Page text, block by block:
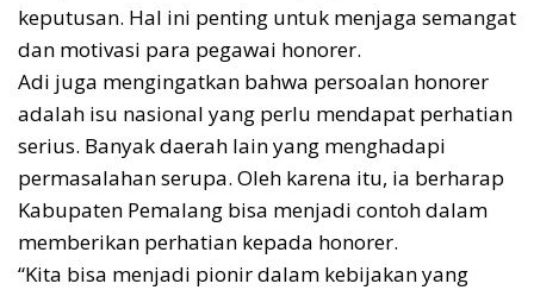
keputusan. Hal ini penting untuk menjaga semangat
dan motivasi para pegawai honorer.
Adi juga mengingatkan bahwa persoalan honorer
adalah isu nasional yang perlu mendapat perhatian
serius. Banyak daerah lain yang menghadapi
permasalahan serupa. Oleh karena itu, ia berharap
Kabupaten Pemalang bisa menjadi contoh dalam
memberikan perhatian kepada honorer.
“Kita bisa menjadi pionir dalam kebijakan yang